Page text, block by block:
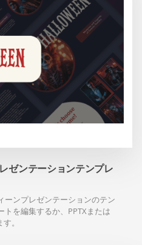
ゼンテーションテンプレ
ーンプレゼンテーションのテン
を編集するか、PPTXまたは
。